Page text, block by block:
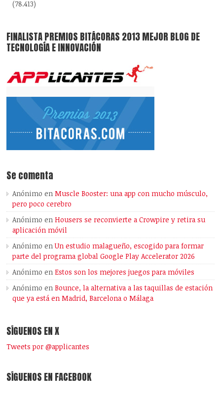
(78.413)
FINALISTA PREMIOS BITÁCORAS 2013 MEJOR BLOG DE
TECNOLOGÍA E INNOVACIÓN
Se comenta
Anónimo enMuscle Booster: una app con mucho músculo,
pero poco cerebro
Anónimo enHousers se reconvierte a Crowpire y retira su
aplicación móvil
Anónimo enUn estudio malagueño, escogido para formar
parte del programa global Google Play Accelerator 2026
Anónimo enEstos son los mejores juegos para móviles
Anónimo enBounce, la alternativa a las taquillas de estación
que ya está en Madrid, Barcelona o Málaga
SÍGUENOS EN X
Tweets por @applicantes
SÍGUENOS EN FACEBOOK